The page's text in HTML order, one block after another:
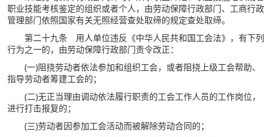
职业技能考核鉴定的组织或者个人，由劳动保障行政部门、工商行政
管理部门依照国家有关无照经营查处取缔的规定查处取缔。
第二十九条 用人单位违反《中华人民共和国工会法》，有下列
行为之一的，由劳动保障行政部门责令改正：
(一)阻挠劳动者依法参加和组织工会，或者阻挠上级工会帮助、
指导劳动者筹建工会的；
(二)无正当理由调动依法履行职责的工会工作人员的工作岗位，
进行打击报复的；
(三)劳动者因参加工会活动而被解除劳动合同的；